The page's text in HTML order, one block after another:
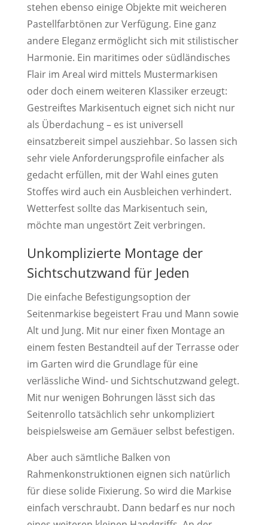
stehen ebenso einige Objekte mit weicheren
Pastellfarbtönen zur Verfügung. Eine ganz
andere Eleganz ermöglicht sich mit stilistischer
Harmonie. Ein maritimes oder südländisches
Flair im Areal wird mittels Mustermarkisen
oder doch einem weiteren Klassiker erzeugt:
Gestreiftes Markisentuch eignet sich nicht nur
als Überdachung – es ist universell
einsatzbereit simpel ausziehbar. So lassen sich
sehr viele Anforderungsprofile einfacher als
gedacht erfüllen, mit der Wahl eines guten
Stoffes wird auch ein Ausbleichen verhindert.
Wetterfest sollte das Markisentuch sein,
möchte man ungestört Zeit verbringen.
Unkomplizierte Montage der
Sichtschutzwand für Jeden
Die einfache Befestigungsoption der
Seitenmarkise begeistert Frau und Mann sowie
Alt und Jung. Mit nur einer fixen Montage an
einem festen Bestandteil auf der Terrasse oder
im Garten wird die Grundlage für eine
verlässliche Wind- und Sichtschutzwand gelegt.
Mit nur wenigen Bohrungen lässt sich das
Seitenrollo tatsächlich sehr unkompliziert
beispielsweise am Gemäuer selbst befestigen.
Aber auch sämtliche Balken von
Rahmenkonstruktionen eignen sich natürlich
für diese solide Fixierung. So wird die Markise
einfach verschraubt. Dann bedarf es nur noch